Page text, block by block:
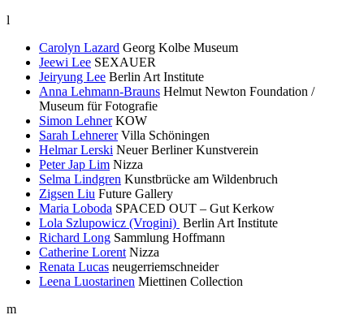
l
Carolyn Lazard Georg Kolbe Museum
Jeewi Lee SEXAUER
Jeiryung Lee Berlin Art Institute
Anna Lehmann-Brauns Helmut Newton Foundation /
Museum für Fotografie
Simon Lehner KOW
Sarah Lehnerer Villa Schöningen
Helmar Lerski Neuer Berliner Kunstverein
Peter Jap Lim Nizza
Selma Lindgren Kunstbrücke am Wildenbruch
Zigsen Liu Future Gallery
Maria Loboda SPACED OUT – Gut Kerkow
Lola Szlupowicz (Vrogini) Berlin Art Institute
Richard Long Sammlung Hoffmann
Catherine Lorent Nizza
Renata Lucas neugerriemschneider
Leena Luostarinen Miettinen Collection
m